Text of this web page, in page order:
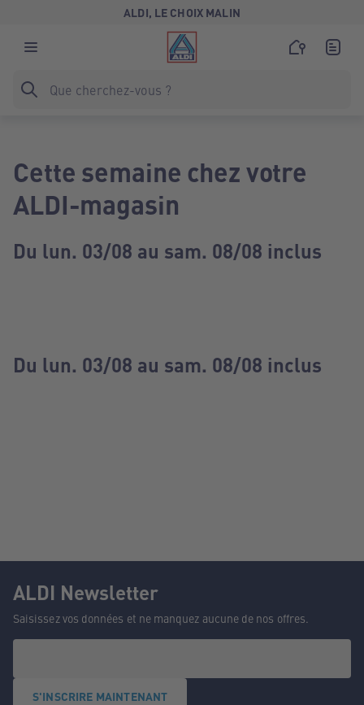
ALDI, LE CHOIX MALIN
Cette semaine chez votre
ALDI-magasin
Du lun. 03/08 au sam. 08/08 inclus
Du lun. 03/08 au sam. 08/08 inclus
ALDI Newsletter
Saisissez vos données et ne manquez aucune de nos offres.
S'INSCRIRE MAINTENANT